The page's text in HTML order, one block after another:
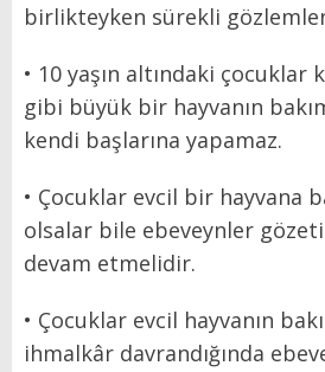
birlikteyken sürekli
• 10 yaşın altındaki çocuklar
gibi büyük bir hayvanın
kendi başlarına yapamaz.
• Çocuklar evcil bir hayvana
olsalar bile ebeveynler
devam etmelidir.
• Çocuklar evcil hayvanın
ihmalkâr davrandığında